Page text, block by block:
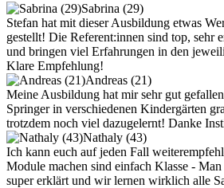
Sabrina (29)
Stefan hat mit dieser Ausbildung etwas
gestellt! Die Referent:innen sind top, sehr
und bringen viel Erfahrungen in den
Klare Empfehlung!
Andreas (21)
Meine Ausbildung hat mir sehr gut
Springer in verschiedenen Kindergärten
trotzdem noch viel dazugelernt! Danke
Nathaly (43)
Ich kann euch auf jeden Fall
Module machen sind einfach Klasse -
super erklärt und wir lernen wirklich alle